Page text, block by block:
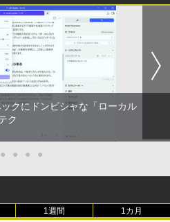
i5 8400 2.8(〜最大4.0)GHz | M
| SSD:512GB(新品:NVMe) | D
チ | Win11Pro64Bit
】全品ポイント10倍 お買い物マ
★8/4～8/11★中古パソコン デス
メモリ8GB / 16GB SSD128
/ 512GB Windows11 Pro 6
・事務用ディスプレイ
定2年保証】モニター 21.5イン
hd 高画質 100Hz VA ノングレア
スピーカー内蔵 3年保証 ディスプ
ソコンモニター PCモニター フル
ーヤマ DT-JF * 安心延長保証対
だめカンタービレ 新装版 (1-13
) 全巻セット
vol．114 （日工ムック） [
出版 ]
アップグレード版】AOKIMI ワイヤ
ホン bluetooth イヤホン V12 小型
ートゥースHi-Fi 最大36時間再生 ぶ
す コードレス ENCノイズキャン
自動ペアリング Type-C充電 マイク
タッチ式音量調整 スポーツ/通勤/通
議(ホワイト)
ャオミ REDMI Buds 8 Lite ワイヤ
ホン Bluetooth 5.4 ノイズキャンセ
(Stadium ver.)
炭酸水 ラベルレス 500ml ×24本
ペットボトル 500ミリリットル (Sm
ラ やかんの麦茶 from 爽健美茶 ラ
650mlPET×24本
の裏でヤニ吸うふたり 9巻 (デジタル
ガンガンコミックス)
モノクロ版 115 (ジャンプコミッ
ックにドンピシャな「ローカル
ク
● ● ● ●
1週間 1カ月